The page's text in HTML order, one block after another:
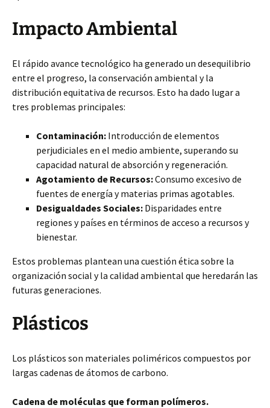
Impacto Ambiental
El rápido avance tecnológico ha generado un desequilibrio
entre el progreso, la conservación ambiental y la
distribución equitativa de recursos. Esto ha dado lugar a
tres problemas principales:
Contaminación: Introducción de elementos
perjudiciales en el medio ambiente, superando su
capacidad natural de absorción y regeneración.
Agotamiento de Recursos:Consumo excesivo de
fuentes de energía y materias primas agotables.
Desigualdades Sociales: Disparidades entre
regiones y países en términos de acceso a recursos y
bienestar.
Estos problemas plantean una cuestión ética sobre la
organización social y la calidad ambiental que heredarán las
futuras generaciones.
Plásticos
Los plásticos son materiales poliméricos compuestos por
largas cadenas de átomos de carbono.
Cadena de moléculas que forman polímeros.